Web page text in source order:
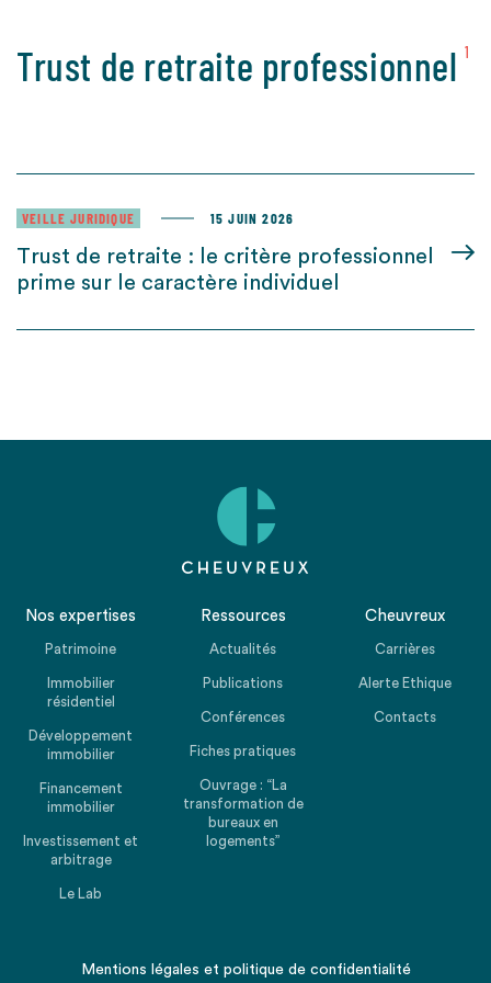
Trust de retraite professionnel 1
VEILLE JURIDIQUE 15 JUIN 2026
Trust de retraite : le critère professionnel
prime sur le caractère individuel
Nos expertises
Patrimoine
Immobilier
résidentiel
Développement
immobilier
Financement
immobilier
Investissement et
arbitrage
Le Lab
Ressources
Actualités
Publications
Conférences
Fiches pratiques
Ouvrage : “La
transformation de
bureaux en
logements”
Cheuvreux
Carrières
Alerte Ethique
Contacts
Mentions légales et politique de confidentialité